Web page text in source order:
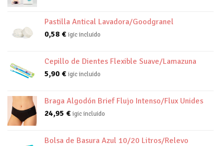
Pastilla Antical Lavadora/Goodgranel
0,58 € igic incluido
Cepillo de Dientes Flexible Suave/Lamazuna
5,90 € igic incluido
Braga Algodón Brief Flujo Intenso/Flux Unides
24,95 € igic incluido
Bolsa de Basura Azul 10/20 Litros/Relevo